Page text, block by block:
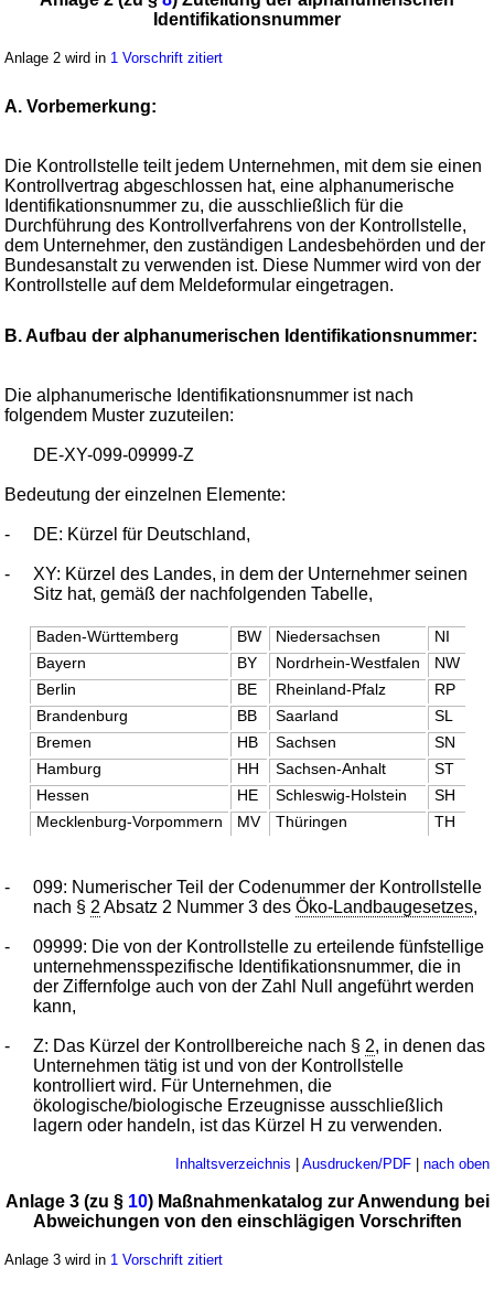
Identifikationsnummer
Anlage 2 wird in 1 Vorschrift zitiert
A. Vorbemerkung:
Die Kontrollstelle teilt jedem Unternehmen, mit dem sie einen
Kontrollvertrag abgeschlossen hat, eine alphanumerische
Identifikationsnummer zu, die ausschließlich für die
Durchführung des Kontrollverfahrens von der Kontrollstelle,
dem Unternehmer, den zuständigen Landesbehörden und der
Bundesanstalt zu verwenden ist. Diese Nummer wird von der
Kontrollstelle auf dem Meldeformular eingetragen.
B. Aufbau der alphanumerischen Identifikationsnummer:
Die alphanumerische Identifikationsnummer ist nach
folgendem Muster zuzuteilen:
DE-XY-099-09999-Z
Bedeutung der einzelnen Elemente:
- DE: Kürzel für Deutschland,
-
XY: Kürzel des Landes, in dem der Unternehmer seinen
Sitz hat, gemäß der nachfolgenden Tabelle,
Baden-Württemberg BW Niedersachsen
NI
Bayern
BY Nordrhein-Westfalen
NW
Berlin
BE Rheinland-Pfalz
RP
Brandenburg
BB Saarland
SL
Bremen
HB Sachsen
SN
Hamburg
HH Sachsen-Anhalt
ST
Hessen
HE Schleswig-Holstein
SH
Mecklenburg-Vorpommern
MV Thüringen TH
-
099: Numerischer Teil der Codenummer der Kontrollstelle
nach § 2 Absatz 2 Nummer 3 desÖko-Landbaugesetzes,
-
09999: Die von der Kontrollstelle zu erteilende fünfstellige
unternehmensspezifische Identifikationsnummer, die in
der Ziffernfolge auch von der Zahl Null angeführt werden
kann,
- Z: Das Kürzel der Kontrollbereiche nach § 2, in denen das
Unternehmen tätig ist und von der Kontrollstelle
kontrolliert wird. Für Unternehmen, die
ökologische/biologische Erzeugnisse ausschließlich
lagern oder handeln, ist das Kürzel H zu verwenden.
Inhaltsverzeichnis | Ausdrucken/PDF| nach oben
Anlage 3 (zu § 10) Maßnahmenkatalog zur Anwendung bei
Abweichungen von den einschlägigen Vorschriften
Anlage 3 wird in 1 Vorschrift zitiert